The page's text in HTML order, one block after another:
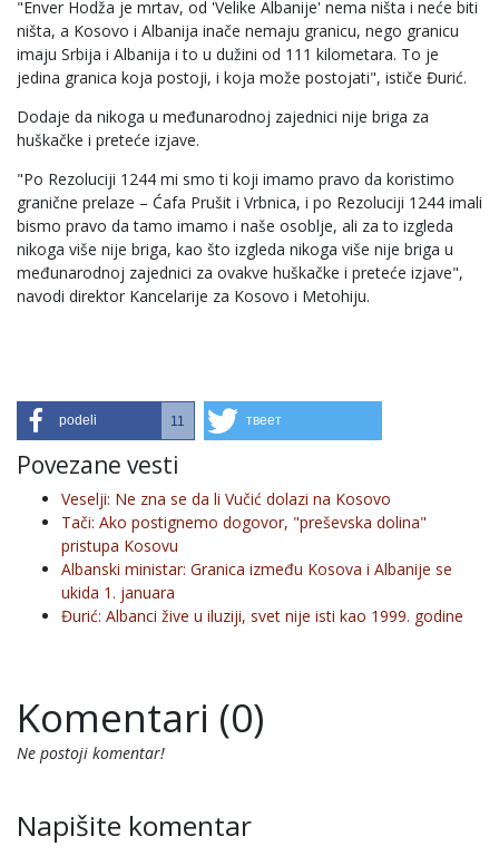
"Enver Hodža je mrtav, od 'Velike Albanije' nema ništa i neće biti
ništa, a Kosovo i Albanija inače nemaju granicu, nego granicu
imaju Srbija i Albanija i to u dužini od 111 kilometara. To je
jedina granica koja postoji, i koja može postojati", ističe Đurić.
Dodaje da nikoga u međunarodnoj zajednici nije briga za
huškačke i preteće izjave.
"Po Rezoluciji 1244 mi smo ti koji imamo pravo da koristimo
granične prelaze – Ćafa Prušit i Vrbnica, i po Rezoluciji 1244 imali
bismo pravo da tamo imamo i naše osoblje, ali za to izgleda
nikoga više nije briga, kao što izgleda nikoga više nije briga u
međunarodnoj zajednici za ovakve huškačke i preteće izjave",
navodi direktor Kancelarije za Kosovo i Metohiju.
podeli 11 твеет
Povezane vesti
Veselji: Ne zna se da li Vučić dolazi na Kosovo
Tači: Ako postignemo dogovor, "preševska dolina"
pristupa Kosovu
Albanski ministar: Granica između Kosova i Albanije se
ukida 1. januara
Đurić: Albanci žive u iluziji, svet nije isti kao 1999. godine
Komentari (0)
Ne postoji komentar!
Napišite komentar